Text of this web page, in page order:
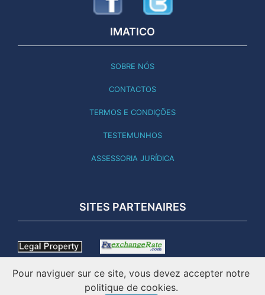
IMATICO
SOBRE NÓS
CONTACTOS
TERMOS E CONDIÇÕES
TESTEMUNHOS
ASSESSORIA JURÍDICA
SITES PARTENAIRES
Pour naviguer sur ce site, vous devez accepter notre
politique de cookies.